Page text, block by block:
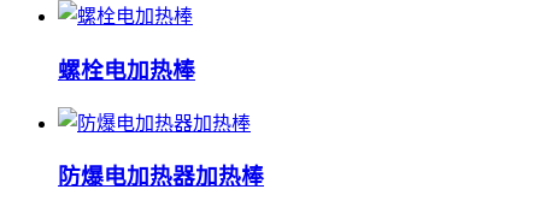
螺栓电加热棒
防爆电加热器加热棒